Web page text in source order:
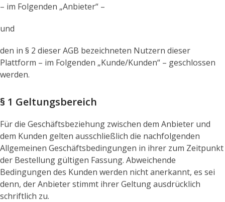
– im Folgenden „Anbieter“ –
und
den in § 2 dieser AGB bezeichneten Nutzern dieser
Plattform – im Folgenden „Kunde/Kunden“ – geschlossen
werden.
§ 1 Geltungsbereich
Für die Geschäftsbeziehung zwischen dem Anbieter und
dem Kunden gelten ausschließlich die nachfolgenden
Allgemeinen Geschäftsbedingungen in ihrer zum Zeitpunkt
der Bestellung gültigen Fassung. Abweichende
Bedingungen des Kunden werden nicht anerkannt, es sei
denn, der Anbieter stimmt ihrer Geltung ausdrücklich
schriftlich zu.